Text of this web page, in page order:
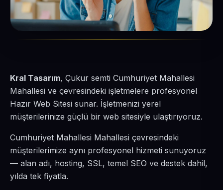
Kral Tasarım, Çukur semti Cumhuriyet Mahallesi
Mahallesi ve çevresindeki işletmelere profesyonel
Hazır Web Sitesi sunar. İşletmenizi yerel
müşterilerinize güçlü bir web sitesiyle ulaştırıyoruz.
Cumhuriyet Mahallesi Mahallesi çevresindeki
müşterilerimize aynı profesyonel hizmeti sunuyoruz
— alan adı, hosting, SSL, temel SEO ve destek dahil,
yılda tek fiyatla.